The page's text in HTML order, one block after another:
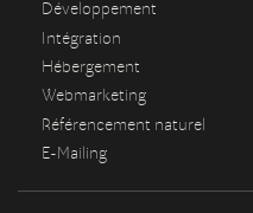
Développement
Intégration
Hébergement
Webmarketing
Référencement naturel
E-Mailing